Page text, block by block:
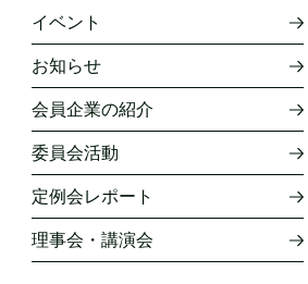
イベント
お知らせ
会員企業の紹介
委員会活動
定例会レポート
理事会・講演会